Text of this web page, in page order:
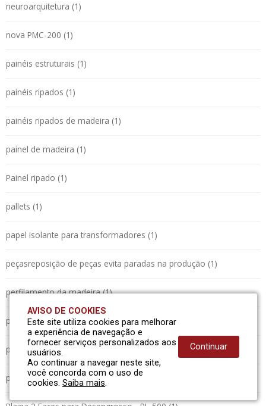
neuroarquitetura (1)
nova PMC-200 (1)
painéis estruturais (1)
painéis ripados (1)
painéis ripados de madeira (1)
painel de madeira (1)
Painel ripado (1)
pallets (1)
papel isolante para transformadores (1)
peçasreposição de peças evita paradas na produção (1)
perfilamento da madeira (1)
pinus (1)
plaina (1)
plaina (1)
AVISO DE COOKIES
Este site utiliza cookies para melhorar
a experiência de navegação e
fornecer serviços personalizados aos
usuários.
Ao continuar a navegar neste site,
você concorda com o uso de
cookies. Saiba mais.
Continuar